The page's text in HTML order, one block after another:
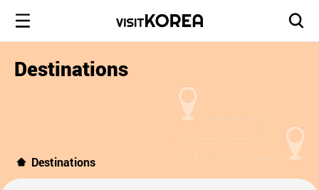
Destinations
Destinations